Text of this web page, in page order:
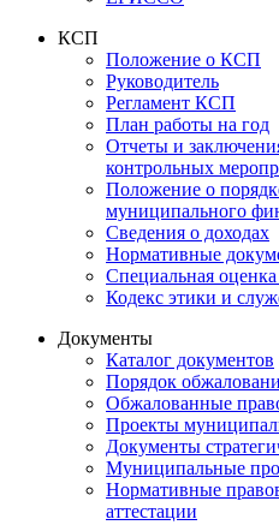
КСП
Положение о КСП
Руководитель
Регламент КСП
План работы на год
Отчеты и
контрольных
Положение о
муниципального
Сведения о доходах
Нормативные
Специальная
Кодекс этики и
Документы
Каталог документов
Порядок
Обжалованные
Проекты
Документы
Муниципальные
Нормативные
аттестации